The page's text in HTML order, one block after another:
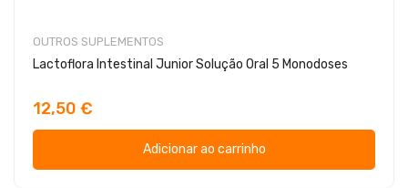
OUTROS SUPLEMENTOS
Lactoflora Intestinal Junior Solução Oral 5 Monodoses
12,50 €
Adicionar ao carrinho